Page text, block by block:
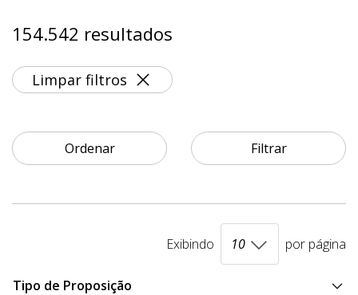
154.542 resultados
Limpar filtros
Ordenar Filtrar
Exibindo por página
Tipo de Proposição